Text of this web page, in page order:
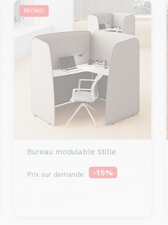
PROMO
Bureau modulable Stille
Prix sur demande -15%